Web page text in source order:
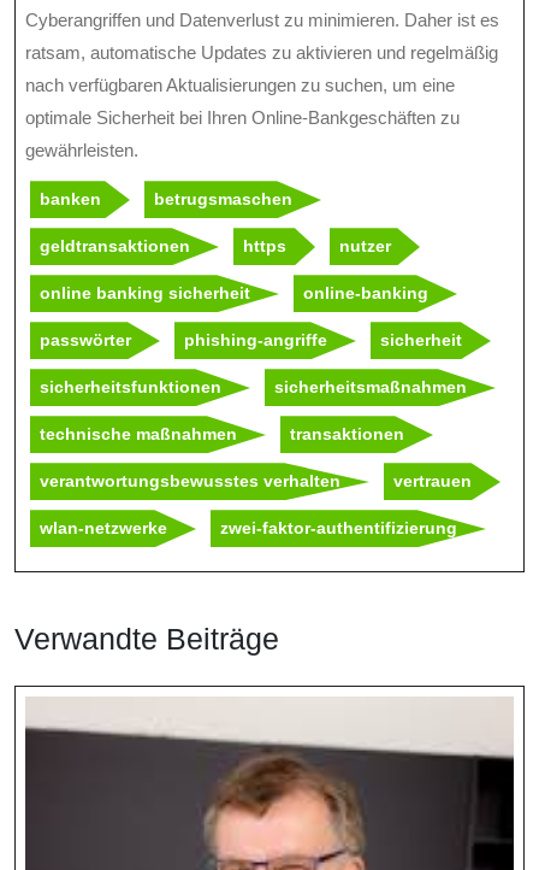
Cyberangriffen und Datenverlust zu minimieren. Daher ist es
ratsam, automatische Updates zu aktivieren und regelmäßig
nach verfügbaren Aktualisierungen zu suchen, um eine
optimale Sicherheit bei Ihren Online-Bankgeschäften zu
gewährleisten.
banken betrugsmaschen
geldtransaktionen https nutzer
online banking sicherheit online-banking
passwörter phishing-angriffe sicherheit
sicherheitsfunktionen sicherheitsmaßnahmen
technische maßnahmen transaktionen
verantwortungsbewusstes verhalten vertrauen
wlan-netzwerke zwei-faktor-authentifizierung
Verwandte Beiträge